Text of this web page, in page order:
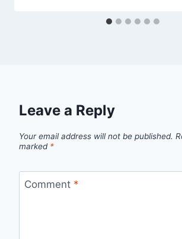
Leave a Reply
Your email address will not be published.
marked *
Comment *